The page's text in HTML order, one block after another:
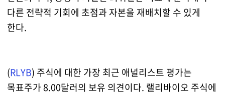
다른 전략적 기회에 초점과 자본을 재배치할 수 있게
한다.
(RLYB) 주식에 대한 가장 최근 애널리스트 평가는
목표주가 8.00달러의 보유 의견이다. 랠리바이오 주식에